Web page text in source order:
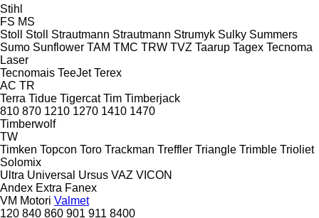
Stihl
FS MS
Stoll
Stoll Strautmann Strautmann Strumyk Sulky Summers
Sumo Sunflower TAM TMC TRW TVZ Taarup Tagex Tecnoma
Laser
Tecnomais TeeJet Terex
AC TR
Terra Tidue Tigercat Tim Timberjack
810 870 1210 1270 1410 1470
Timberwolf
TW
Timken Topcon Toro Trackman Treffler Triangle Trimble Trioliet
Solomix
Ultra Universal Ursus VAZ VICON
Andex Extra Fanex
VM Motori Valmet
120 840 860 901 911 8400